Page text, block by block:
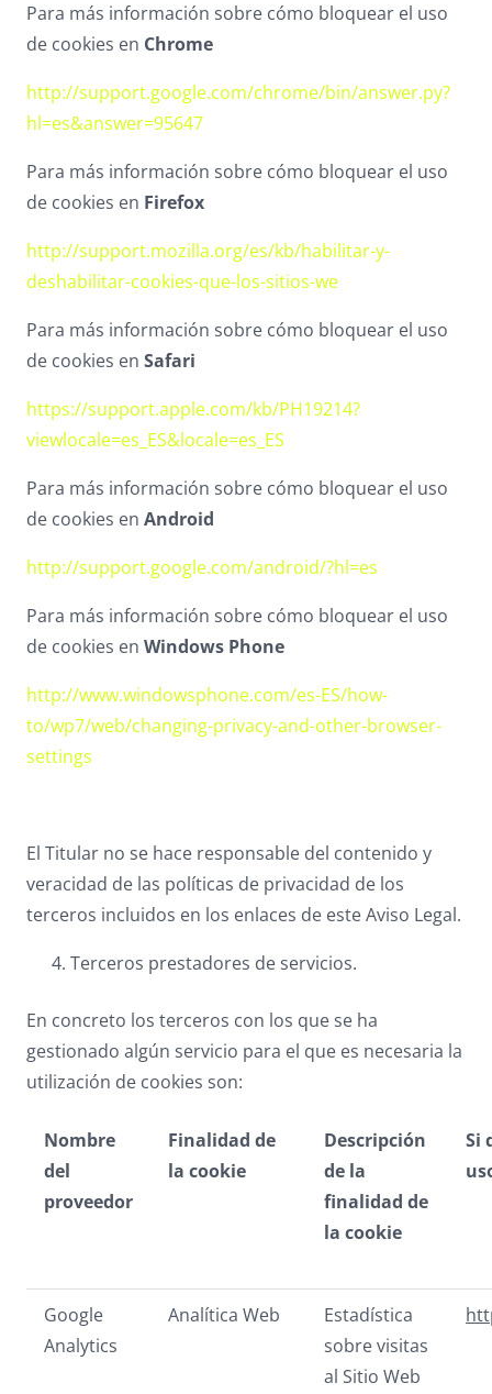
Para más información sobre cómo bloquear el uso
de cookies en Chrome
http://support.google.com/chrome/bin/answer.py?
hl=es&answer=95647
Para más información sobre cómo bloquear el uso
de cookies en Firefox
http://support.mozilla.org/es/kb/habilitar-y-
deshabilitar-cookies-que-los-sitios-we
Para más información sobre cómo bloquear el uso
de cookies en Safari
https://support.apple.com/kb/PH19214?
viewlocale=es_ES&locale=es_ES
Para más información sobre cómo bloquear el uso
de cookies en Android
http://support.google.com/android/?hl=es
Para más información sobre cómo bloquear el uso
de cookies en Windows Phone
http://www.windowsphone.com/es-ES/how-
to/wp7/web/changing-privacy-and-other-browser-
settings
El Titular no se hace responsable del contenido y
veracidad de las políticas de privacidad de los
terceros incluidos en los enlaces de este Aviso Legal.
Terceros prestadores de servicios.
En concreto los terceros con los que se ha
gestionado algún servicio para el que es necesaria la
utilización de cookies son:
Nombre
del
proveedor
Finalidad de
la cookie
Descripción
de la
finalidad de
la cookie
Si
Google
Analytics
Analítica Web
Estadística
sobre visitas
al Sitio Web